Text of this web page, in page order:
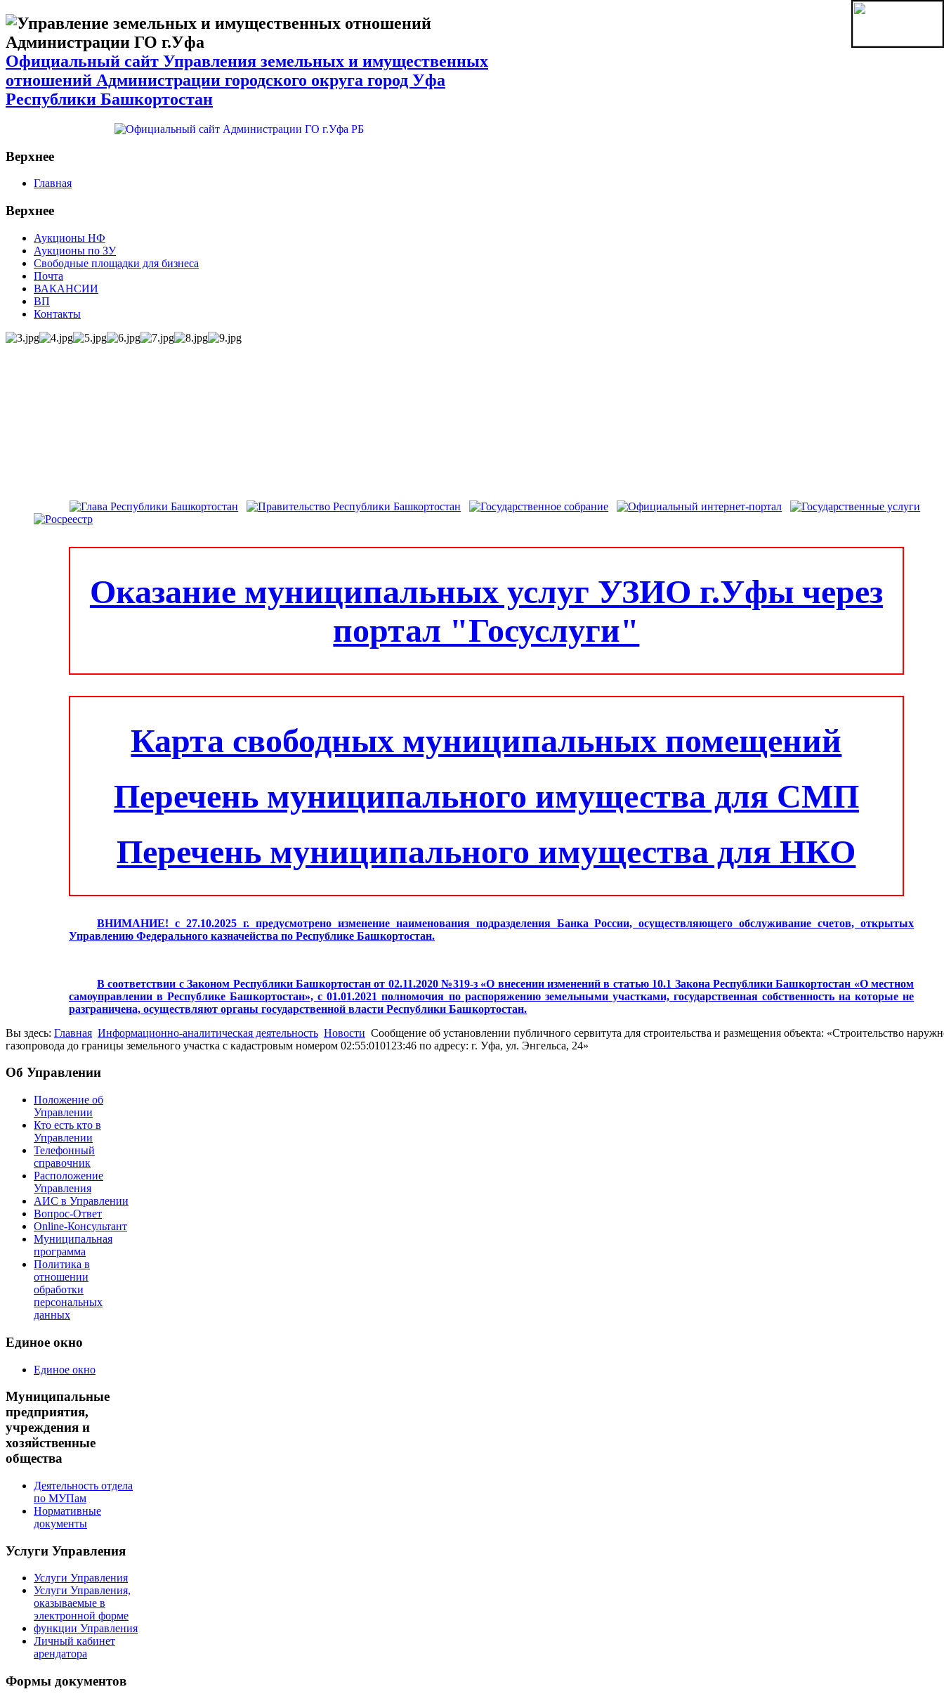
Официальный сайт Управления земельных и имущественных
отношений Администрации городского округа город Уфа
Республики Башкортостан
Верхнее
Главная
Верхнее
Аукционы НФ
Аукционы по ЗУ
Свободные площадки для бизнеса
Почта
ВАКАНСИИ
ВП
Контакты
Оказание муниципальных услуг УЗИО г.Уфы через
портал "Госуслуги"
Карта свободных муниципальных помещений
Перечень муниципального имущества для СМП
Перечень муниципального имущества для НКО
ВНИМАНИЕ! с 27.10.2025 г. предусмотрено изменение наименования подразделения Банка России, осуществляющего обслуживание счетов, открытых
Управлению Федерального казначейства по Республике Башкортостан.
В соответствии с Законом Республики Башкортостан от 02.11.2020 №319-з «О внесении изменений в статью 10.1 Закона Республики Башкортостан «О местном
самоуправлении в Республике Башкортостан», с 01.01.2021 полномочия по распоряжению земельными участками, государственная собственность на которые не
разграничена, осуществляют органы государственной власти Республики Башкортостан.
Вы здесь: Главная Информационно-аналитическая деятельность Новости Сообщение об установлении публичного сервитута для строительства и размещения объекта: «Строительство
газопровода до границы земельного участка с кадастровым номером 02:55:010123:46 по адресу: г. Уфа, ул. Энгельса, 24»
Об Управлении
Положение об
Управлении
Кто есть кто в
Управлении
Телефонный
справочник
Расположение
Управления
АИС в Управлении
Вопрос-Ответ
Online-Консультант
Муниципальная
программа
Политика в
отношении
обработки
персональных
данных
Единое окно
Единое окно
Муниципальные
предприятия,
учреждения и
хозяйственные
общества
Деятельность отдела
по МУПам
Нормативные
документы
Услуги Управления
Услуги Управления
Услуги Управления,
оказываемые в
электронной форме
функции Управления
Личный кабинет
арендатора
Формы документов